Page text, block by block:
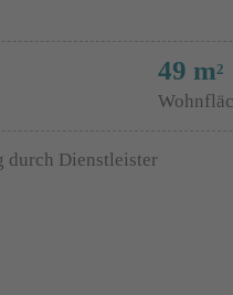
49 m2
durch Dienstleister